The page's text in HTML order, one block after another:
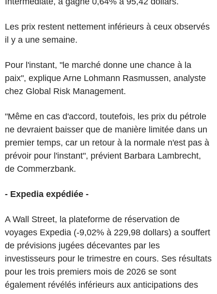
Les prix restent nettement inférieurs à ceux observés
il y a une semaine.
Pour l'instant, "le marché donne une chance à la
paix", explique Arne Lohmann Rasmussen, analyste
chez Global Risk Management.
"Même en cas d'accord, toutefois, les prix du pétrole
ne devraient baisser que de manière limitée dans un
premier temps, car un retour à la normale n'est pas à
prévoir pour l'instant", prévient Barbara Lambrecht,
de Commerzbank.
- Expedia expédiée -
A Wall Street, la plateforme de réservation de
voyages Expedia (-9,02% à 229,98 dollars) a souffert
de prévisions jugées décevantes par les
investisseurs pour le trimestre en cours. Ses résultats
pour les trois premiers mois de 2026 se sont
également révélés inférieurs aux anticipations des